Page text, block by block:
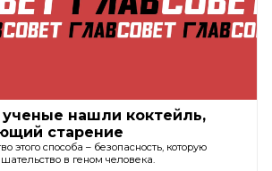
ученые нашли коктейль,
старение
этого способа – безопасность, которую
в геном человека.